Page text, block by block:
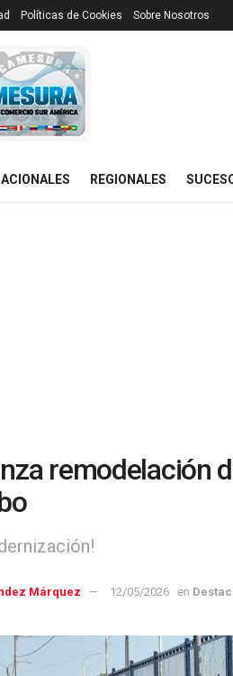
Políticas de Cookies Sobre Nosotros
REGIONALES
remodelación
Márquez 12/05/2026 en